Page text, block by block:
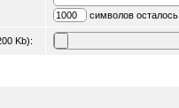
символов осталось.
Kb):